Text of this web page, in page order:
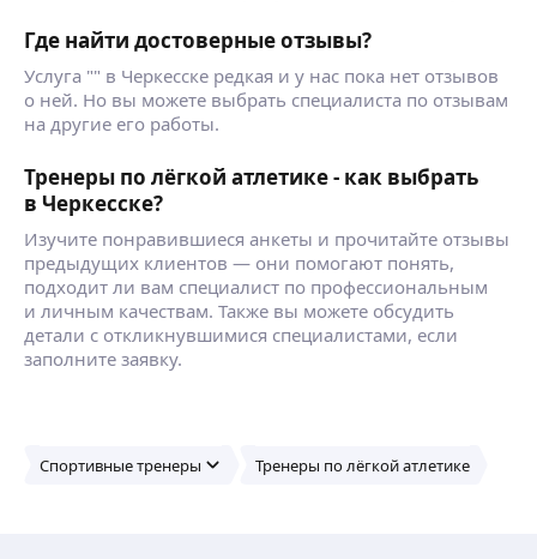
Где найти достоверные отзывы?
Услуга "" в Черкесске редкая и у нас пока нет отзывов
о ней. Но вы можете выбрать специалиста по отзывам
на другие его работы.
Тренеры по лёгкой атлетике - как выбрать
в Черкесске?
Изучите понравившиеся анкеты и прочитайте отзывы
предыдущих клиентов — они помогают понять,
подходит ли вам специалист по профессиональным
и личным качествам. Также вы можете обсудить
детали с откликнувшимися специалистами, если
заполните заявку.
Спортивные тренеры Тренеры по лёгкой атлетике